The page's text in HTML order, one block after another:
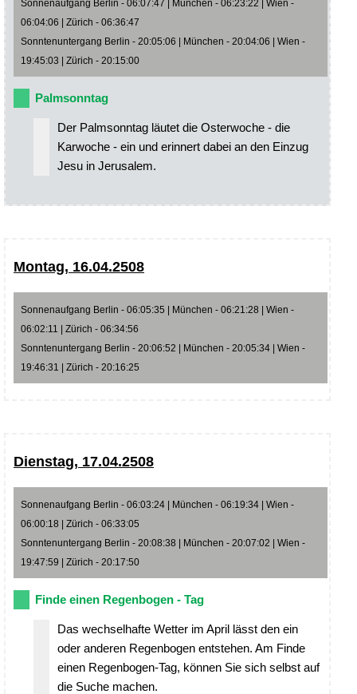
Sonnenaufgang Berlin - 06:07:47 | München - 06:23:22 | Wien -
06:04:06 | Zürich - 06:36:47
Sonntenuntergang Berlin - 20:05:06 | München - 20:04:06 | Wien -
19:45:03 | Zürich - 20:15:00
Palmsonntag
Der Palmsonntag läutet die Osterwoche - die
Karwoche - ein und erinnert dabei an den Einzug
Jesu in Jerusalem.
Montag, 16.04.2508
Sonnenaufgang Berlin - 06:05:35 | München - 06:21:28 | Wien -
06:02:11 | Zürich - 06:34:56
Sonntenuntergang Berlin - 20:06:52 | München - 20:05:34 | Wien -
19:46:31 | Zürich - 20:16:25
Dienstag, 17.04.2508
Sonnenaufgang Berlin - 06:03:24 | München - 06:19:34 | Wien -
06:00:18 | Zürich - 06:33:05
Sonntenuntergang Berlin - 20:08:38 | München - 20:07:02 | Wien -
19:47:59 | Zürich - 20:17:50
Finde einen Regenbogen - Tag
Das wechselhafte Wetter im April lässt den ein
oder anderen Regenbogen entstehen. Am Finde
einen Regenbogen-Tag, können Sie sich selbst auf
die Suche machen.